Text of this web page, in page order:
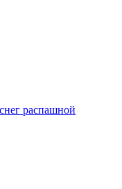
распашной